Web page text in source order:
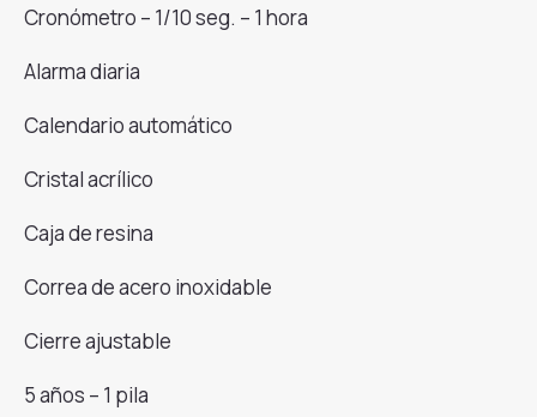
era:
39.90€.
es:
Cronómetro – 1/10 seg. – 1 hora
Alarma diaria
Calendario automático
Cristal acrílico
Caja de resina
Correa de acero inoxidable
Cierre ajustable
5 años – 1 pila